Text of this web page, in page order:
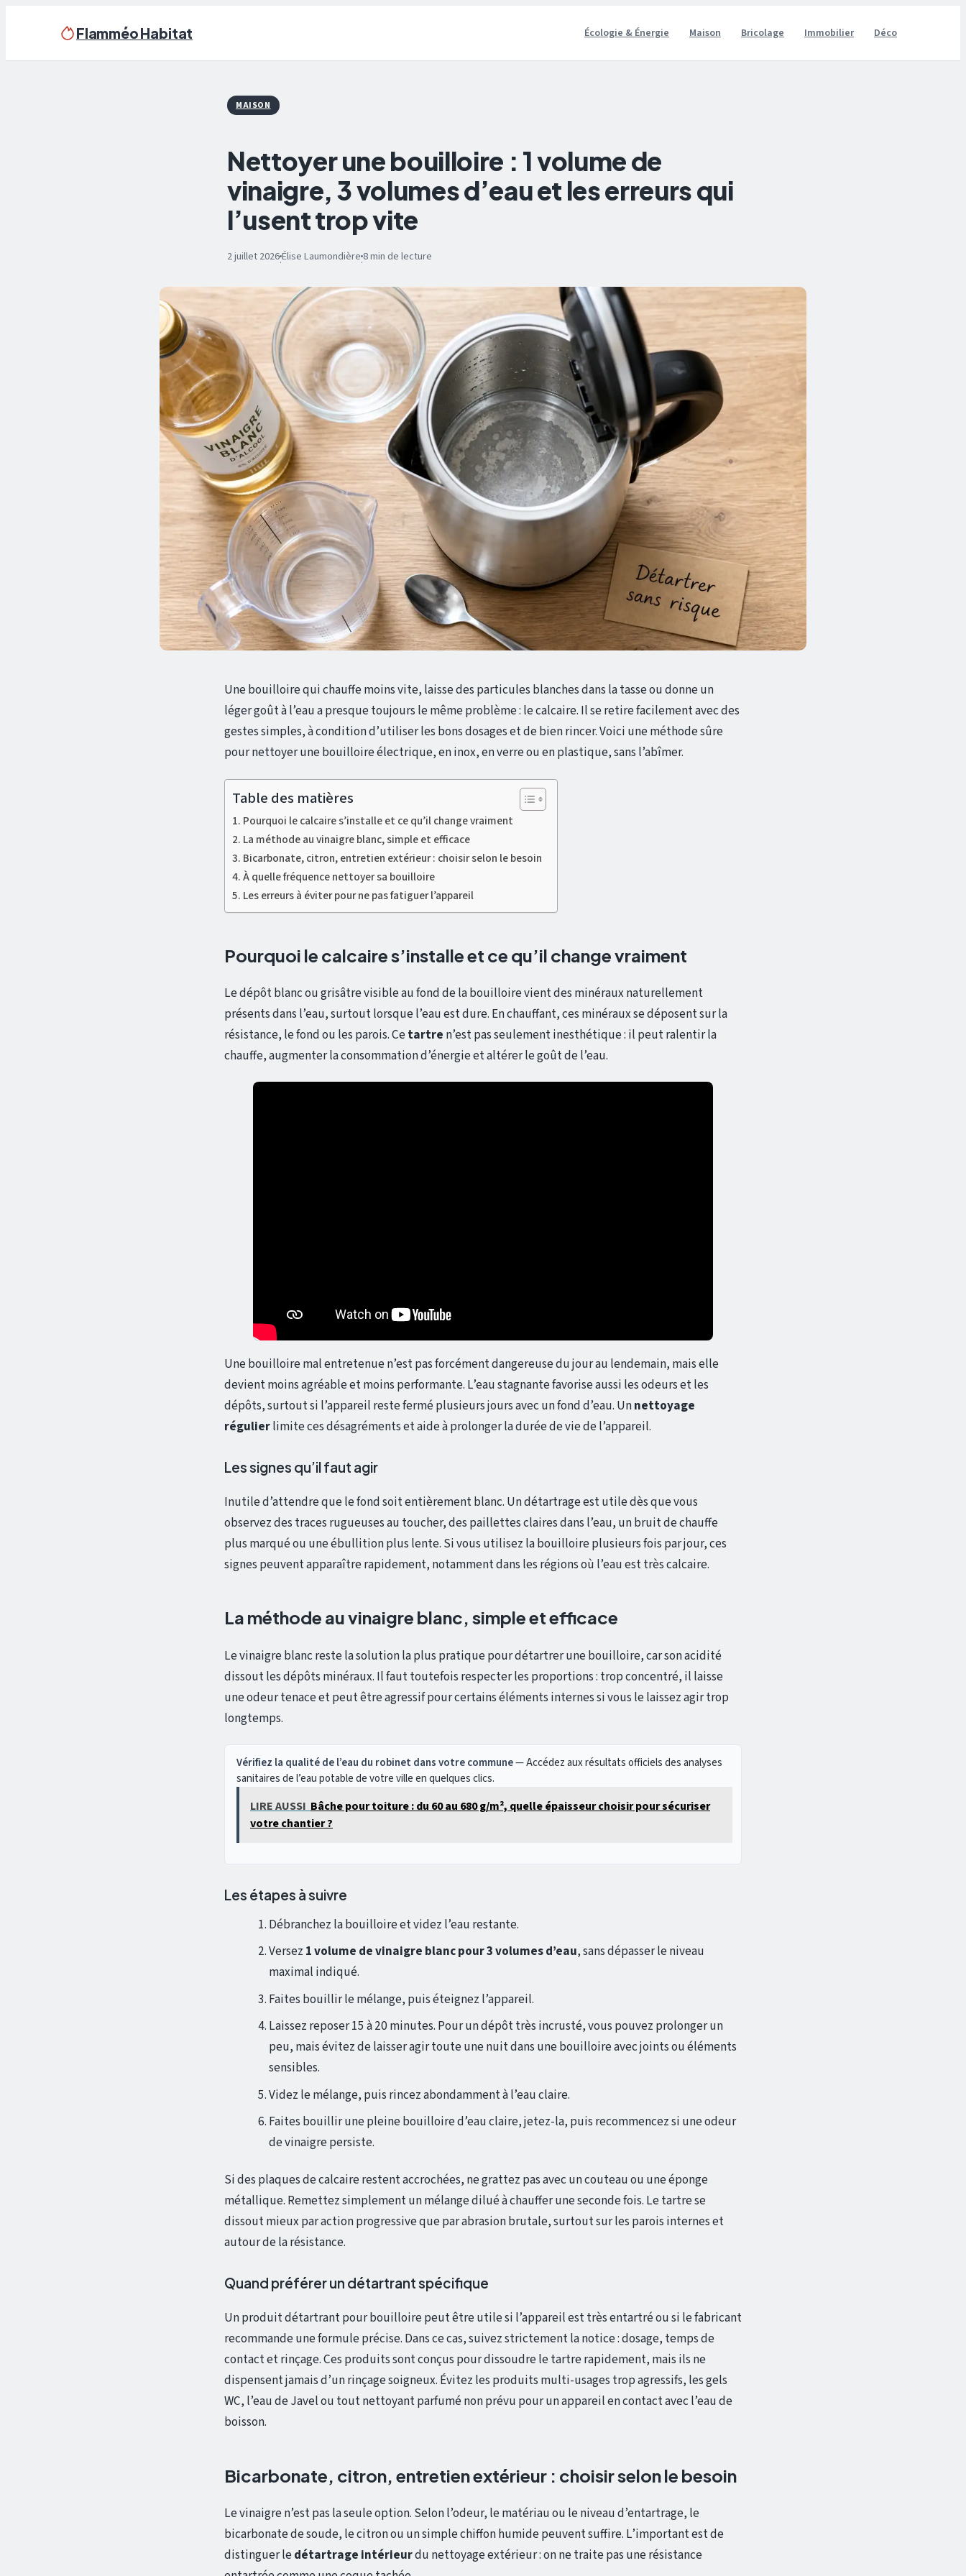
Flamméo Habitat Écologie & Énergie Maison Bricolage Immobilier Déco
MAISON
Nettoyer une bouilloire : 1 volume de
vinaigre, 3 volumes d’eau et les erreurs qui
l’usent trop vite
2 juillet 2026·Élise Laumondière·8 min de lecture
Une bouilloire qui chauffe moins vite, laisse des particules blanches dans la tasse ou donne un
léger goût à l’eau a presque toujours le même problème : le calcaire. Il se retire facilement avec des
gestes simples, à condition d’utiliser les bons dosages et de bien rincer. Voici une méthode sûre
pour nettoyer une bouilloire électrique, en inox, en verre ou en plastique, sans l’abîmer.
Table des matières
Pourquoi le calcaire s’installe et ce qu’il change vraiment
La méthode au vinaigre blanc, simple et efficace
Bicarbonate, citron, entretien extérieur : choisir selon le besoin
À quelle fréquence nettoyer sa bouilloire
Les erreurs à éviter pour ne pas fatiguer l’appareil
Pourquoi le calcaire s’installe et ce qu’il change vraiment
Le dépôt blanc ou grisâtre visible au fond de la bouilloire vient des minéraux naturellement
présents dans l’eau, surtout lorsque l’eau est dure. En chauffant, ces minéraux se déposent sur la
résistance, le fond ou les parois. Cetartre n’est pas seulement inesthétique : il peut ralentir la
chauffe, augmenter la consommation d’énergie et altérer le goût de l’eau.
Une bouilloire mal entretenue n’est pas forcément dangereuse du jour au lendemain, mais elle
devient moins agréable et moins performante. L’eau stagnante favorise aussi les odeurs et les
dépôts, surtout si l’appareil reste fermé plusieurs jours avec un fond d’eau. Unnettoyage
régulierlimite ces désagréments et aide à prolonger la durée de vie de l’appareil.
Les signes qu’il faut agir
Inutile d’attendre que le fond soit entièrement blanc. Un détartrage est utile dès que vous
observez des traces rugueuses au toucher, des paillettes claires dans l’eau, un bruit de chauffe
plus marqué ou une ébullition plus lente. Si vous utilisez la bouilloire plusieurs fois par jour, ces
signes peuvent apparaître rapidement, notamment dans les régions où l’eau est très calcaire.
La méthode au vinaigre blanc, simple et efficace
Le vinaigre blanc reste la solution la plus pratique pour détartrer une bouilloire, car son acidité
dissout les dépôts minéraux. Il faut toutefois respecter les proportions : trop concentré, il laisse
une odeur tenace et peut être agressif pour certains éléments internes si vous le laissez agir trop
longtemps.
Vérifiez la qualité de l’eau du robinet dans votre commune— Accédez aux résultats officiels des analyses
sanitaires de l’eau potable de votre ville en quelques clics.
LIRE AUSSI Bâche pour toiture : du 60 au 680 g/m², quelle épaisseur choisir pour sécuriser
votre chantier ?
Les étapes à suivre
Débranchez la bouilloire et videz l’eau restante.
Versez 1 volume de vinaigre blanc pour 3 volumes d’eau, sans dépasser le niveau
maximal indiqué.
Faites bouillir le mélange, puis éteignez l’appareil.
Laissez reposer 15 à 20 minutes. Pour un dépôt très incrusté, vous pouvez prolonger un
peu, mais évitez de laisser agir toute une nuit dans une bouilloire avec joints ou éléments
sensibles.
Videz le mélange, puis rincez abondamment à l’eau claire.
Faites bouillir une pleine bouilloire d’eau claire, jetez-la, puis recommencez si une odeur
de vinaigre persiste.
Si des plaques de calcaire restent accrochées, ne grattez pas avec un couteau ou une éponge
métallique. Remettez simplement un mélange dilué à chauffer une seconde fois. Le tartre se
dissout mieux par action progressive que par abrasion brutale, surtout sur les parois internes et
autour de la résistance.
Quand préférer un détartrant spécifique
Un produit détartrant pour bouilloire peut être utile si l’appareil est très entartré ou si le fabricant
recommande une formule précise. Dans ce cas, suivez strictement la notice : dosage, temps de
contact et rinçage. Ces produits sont conçus pour dissoudre le tartre rapidement, mais ils ne
dispensent jamais d’un rinçage soigneux. Évitez les produits multi-usages trop agressifs, les gels
WC, l’eau de Javel ou tout nettoyant parfumé non prévu pour un appareil en contact avec l’eau de
boisson.
Bicarbonate, citron, entretien extérieur : choisir selon le besoin
Le vinaigre n’est pas la seule option. Selon l’odeur, le matériau ou le niveau d’entartrage, le
bicarbonate de soude, le citron ou un simple chiffon humide peuvent suffire. L’important est de
distinguer ledétartrage intérieurdu nettoyage extérieur : on ne traite pas une résistance